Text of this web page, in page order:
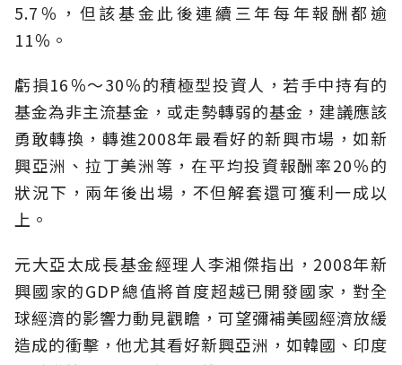
5.7％，但該基金此後連續三年每年報酬都逾
11％。
虧損16％～30％的積極型投資人，若手中持有的
基金為非主流基金，或走勢轉弱的基金，建議應該
勇敢轉換，轉進2008年最看好的新興市場，如新
興亞洲、拉丁美洲等，在平均投資報酬率20％的
狀況下，兩年後出場，不但解套還可獲利一成以
上。
元大亞太成長基金經理人李湘傑指出，2008年新
興國家的GDP總值將首度超越已開發國家，對全
球經濟的影響力動見觀瞻，可望彌補美國經濟放緩
造成的衝擊，他尤其看好新興亞洲，如韓國、印度